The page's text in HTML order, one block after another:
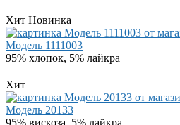
Хит Новинка
Модель 1111003
95% хлопок, 5% лайкра
Хит
Модель 20133
95% вискоза, 5% лайкра